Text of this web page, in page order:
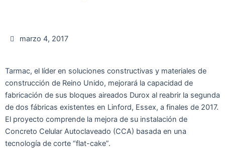
marzo 4, 2017
Tarmac, el líder en soluciones constructivas y materiales de
construcción de Reino Unido, mejorará la capacidad de
fabricación de sus bloques aireados Durox al reabrir la segunda
de dos fábricas existentes en Linford, Essex, a finales de 2017.
El proyecto comprende la mejora de su instalación de
Concreto Celular Autoclaveado (CCA) basada en una
tecnología de corte “flat-cake”.